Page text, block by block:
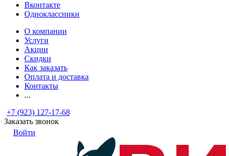
Вконтакте
Одноклассники
О компании
Услуги
Акции
Скидки
Как заказать
Оплата и доставка
Контакты
...
+7 (923) 127-17-68
Заказать звонок
Войти